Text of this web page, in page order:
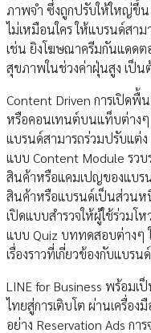
ภาพจำ ซึ่งถูกปรับให้ใหญ่ขึ้น
ไม่เหมือนใคร ให้แบรนด์สา
เช่น ยิงโฆษณาครีมกันแดด
สุขภาพในช่วงค่าฝุ่นสูง เป็น
Content Driven การเปิดพื้
หรือคอนเทนต์บนแท็บต่างๆ
แบรนด์สามารถร่วมปรับแต่ง
แบบ Content Module รวบ
สินค้าหรือแคมเปญของแบร
สินค้าหรือแบรนด์เป็นส่วนห
เปิดแบบสำรวจให้ผู้ใช้ร่วมโ
แบบ Quiz บททดสอบต่างๆ
เรื่องราวที่เกี่ยวข้องกับแบร
LINE for Business พร้อมเ
ไทยสู่การเติบโต ผ่านเครื่อ
อย่าง Reservation Ads ก